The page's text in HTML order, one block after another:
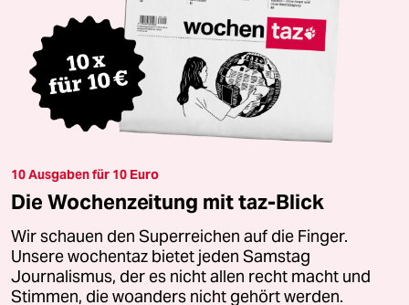
10 Ausgaben für 10 Euro
Die Wochenzeitung mit taz-Blick
Wir schauen den Superreichen auf die Finger.
Unsere wochentaz bietet jeden Samstag
Journalismus, der es nicht allen recht macht und
Stimmen, die woanders nicht gehört werden.